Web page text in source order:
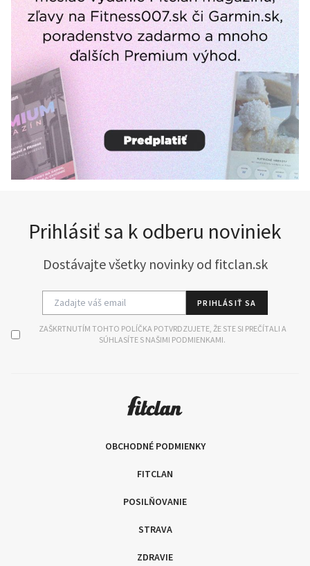
Prihlásiť sa k odberu noviniek
Dostávajte všetky novinky od fitclan.sk
PRIHLÁSIŤ SA
ZAŠKRTNUTÍM TOHTO POLÍČKA POTVRDZUJETE, ŽE STE SI PREČÍTALI A
SÚHLASÍTE S NAŠIMI PODMIENKAMI.
OBCHODNÉ PODMIENKY
FITCLAN
POSILŇOVANIE
STRAVA
ZDRAVIE